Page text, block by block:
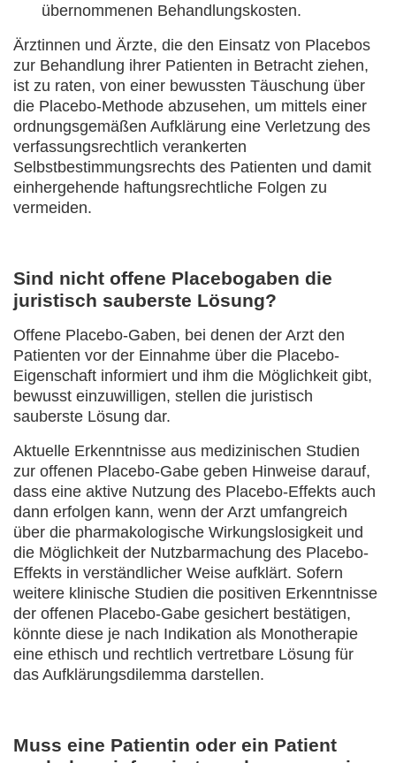
übernommenen Behandlungskosten.
Ärztinnen und Ärzte, die den Einsatz von Placebos
zur Behandlung ihrer Patienten in Betracht ziehen,
ist zu raten, von einer bewussten Täuschung über
die Placebo-Methode abzusehen, um mittels einer
ordnungsgemäßen Aufklärung eine Verletzung des
verfassungsrechtlich verankerten
Selbstbestimmungsrechts des Patienten und damit
einhergehende haftungsrechtliche Folgen zu
vermeiden.
Sind nicht offene Placebogaben die
juristisch sauberste Lösung?
Offene Placebo-Gaben, bei denen der Arzt den
Patienten vor der Einnahme über die Placebo-
Eigenschaft informiert und ihm die Möglichkeit gibt,
bewusst einzuwilligen, stellen die juristisch
sauberste Lösung dar.
Aktuelle Erkenntnisse aus medizinischen Studien
zur offenen Placebo-Gabe geben Hinweise darauf,
dass eine aktive Nutzung des Placebo-Effekts auch
dann erfolgen kann, wenn der Arzt umfangreich
über die pharmakologische Wirkungslosigkeit und
die Möglichkeit der Nutzbarmachung des Placebo-
Effekts in verständlicher Weise aufklärt. Sofern
weitere klinische Studien die positiven Erkenntnisse
der offenen Placebo-Gabe gesichert bestätigen,
könnte diese je nach Indikation als Monotherapie
eine ethisch und rechtlich vertretbare Lösung für
das Aufklärungsdilemma darstellen.
Muss eine Patientin oder ein Patient